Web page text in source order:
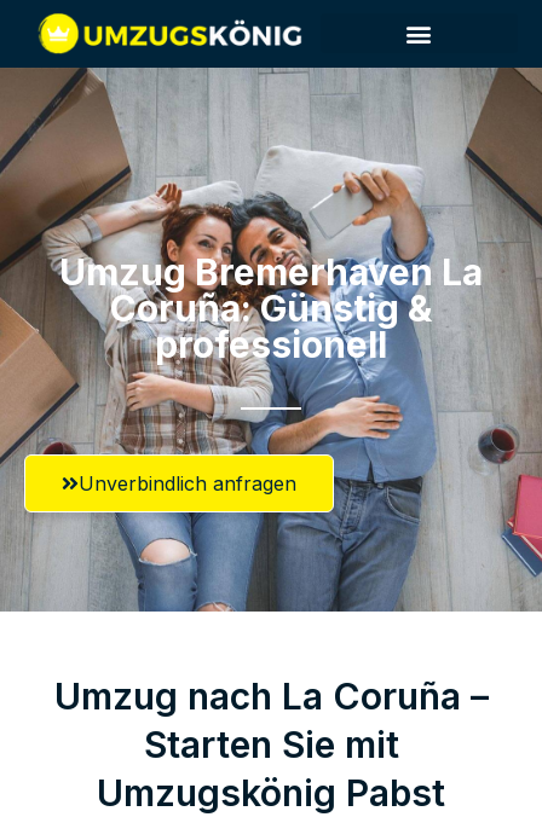
Umzug Bremerhaven​ La
Coruña: Günstig &
professionell​
Unverbindlich anfragen
Umzug nach La Coruña –
Starten Sie mit
Umzugskönig Pabst